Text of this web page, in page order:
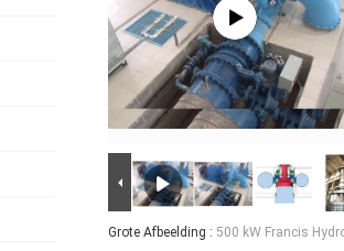
Grote Afbeelding : 500 kW Francis